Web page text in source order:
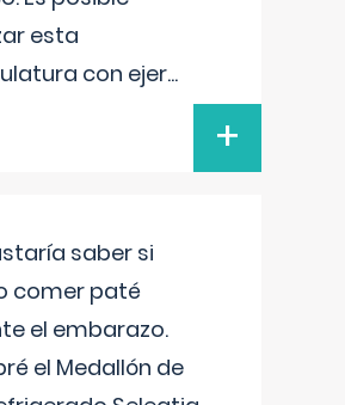
esta
con ejer...
+
saber si
comer paté
el embarazo.
el Medallón de